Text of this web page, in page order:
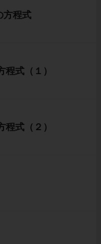
方程式
式（１）
式（２）